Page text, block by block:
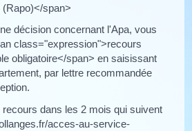
(Rapo)</span>
décision concernant l'Apa, vous
class="expression">recours
obligatoire</span> en saisissant
par lettre recommandée
dans les 2 mois qui suivent
acces-au-service-